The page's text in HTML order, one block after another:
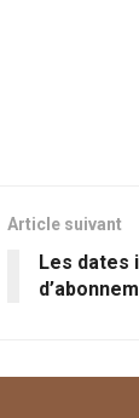
Article suivant
Les dates